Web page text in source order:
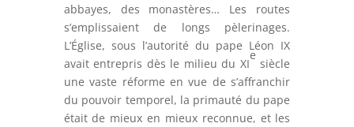
abbayes, des monastères… Les routes
s’emplissaient de longs pèlerinages.
L’Église, sous l’autorité du pape Léon IX
avait entrepris dès le milieu du XI
e
siècle
une vaste réforme en vue de s’affranchir
du pouvoir temporel, la primauté du pape
était de mieux en mieux reconnue, et les